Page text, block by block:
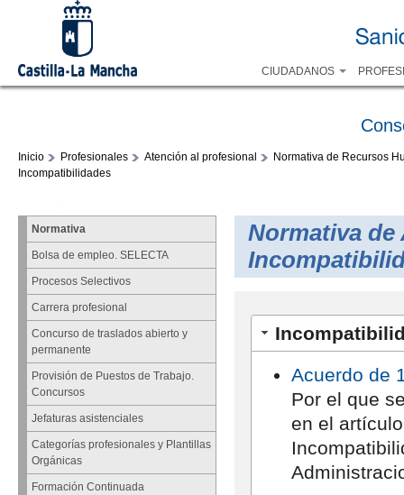
CIUDADANOS
Inicio Profesionales Atención al profesional
Normativa de Recursos
Incompatibilidades
Normativa
Bolsa de empleo. SELECTA
Procesos Selectivos
Carrera profesional
Concurso de traslados abierto y
permanente
Provisión de Puestos de Trabajo.
Concursos
Jefaturas asistenciales
Categorías profesionales y Plantillas
Orgánicas
Formación Continuada
Normativa de
Acuerdo de
Por el que
en el